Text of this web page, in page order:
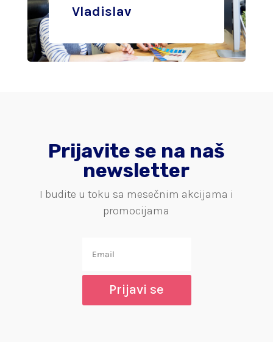
Vladislav
Prijavite se na naš
newsletter
I budite u toku sa mesečnim akcijama i
promocijama
Prijavi se